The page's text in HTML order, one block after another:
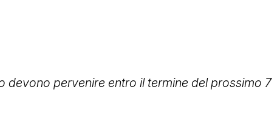
devono pervenire entro il termine del prossimo 7